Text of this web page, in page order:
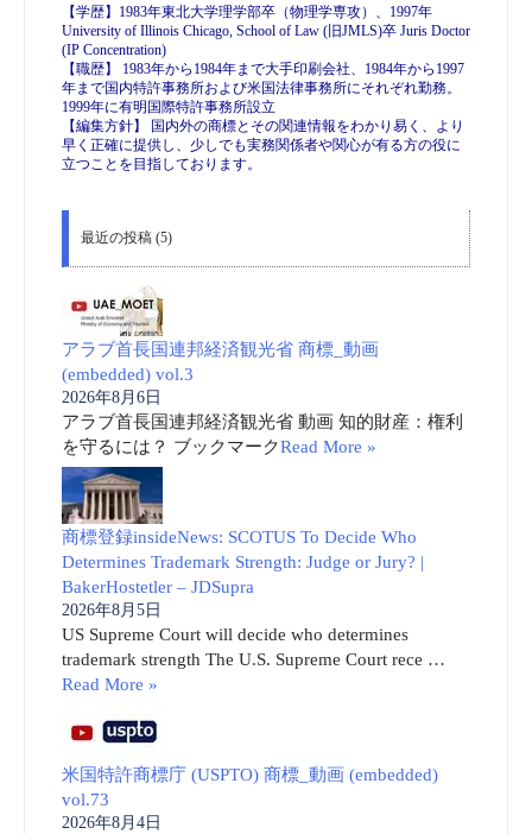
【学歴】1983年東北大学理学部卒（物理学専攻）、1997年
University of Illinois Chicago, School of Law (旧JMLS)卒 Juris Doctor
(IP Concentration)
【職歴】 1983年から1984年まで大手印刷会社、1984年から1997
年まで国内特許事務所および米国法律事務所にそれぞれ勤務。
1999年に有明国際特許事務所設立
【編集方針】 国内外の商標とその関連情報をわかり易く、より
早く正確に提供し、少しでも実務関係者や関心が有る方の役に
立つことを目指しております。
最近の投稿 (5)
アラブ首長国連邦経済観光省 商標_動画
(embedded) vol.3
2026年8月6日
アラブ首長国連邦経済観光省 動画 知的財産：権利
を守るには？ ブックマークRead More »
商標登録insideNews: SCOTUS To Decide Who
Determines Trademark Strength: Judge or Jury? |
BakerHostetler – JDSupra
2026年8月5日
US Supreme Court will decide who determines
trademark strength The U.S. Supreme Court rece …
Read More »
米国特許商標庁 (USPTO) 商標_動画 (embedded)
vol.73
2026年8月4日